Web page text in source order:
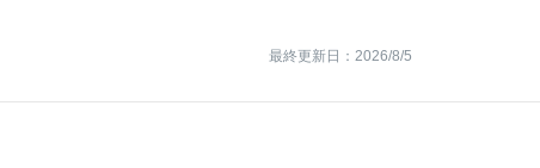
最終更新日：2026/8/5